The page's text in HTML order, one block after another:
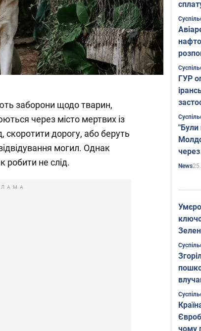
заборони щодо тварин,
через місто мертвих із
дорогу, або беруть
могил. Однак
робити не слід.
ГУР
"Були
News
Фото
чому